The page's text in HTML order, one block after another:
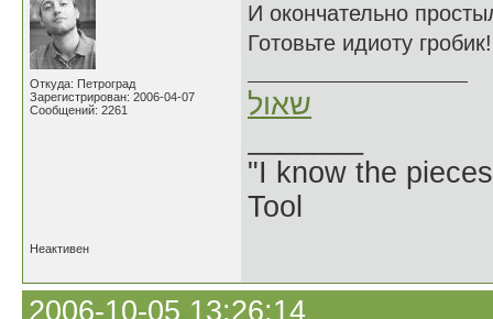
Откуда: Петроград
Зарегистрирован: 2006-04-07
Сообщений: 2261
И окончательно
Готовьте идиоту гробик!
שאול
"I know the
Tool
Неактивен
2006-10-05 13:26:14